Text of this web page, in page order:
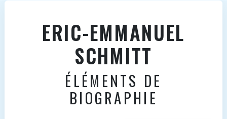
ERIC-EMMANUEL
SCHMITT
ÉLÉMENTS DE
BIOGRAPHIE